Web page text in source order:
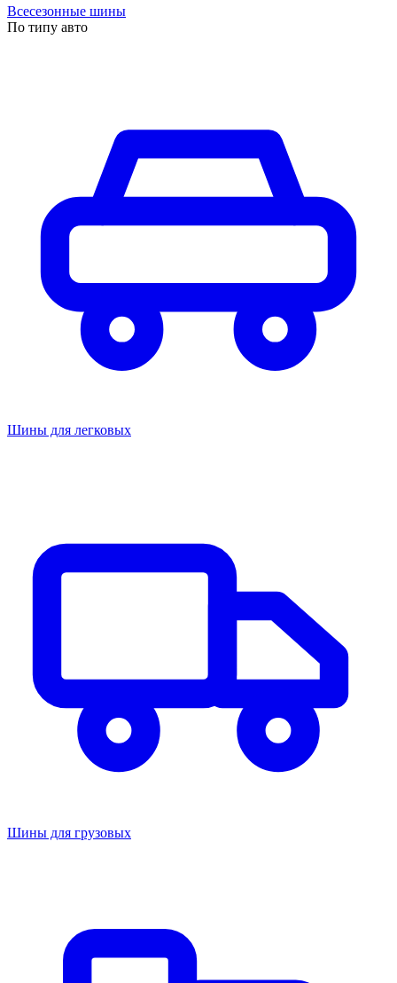
Всесезонные шины
По типу авто
Шины для легковых
Шины для грузовых